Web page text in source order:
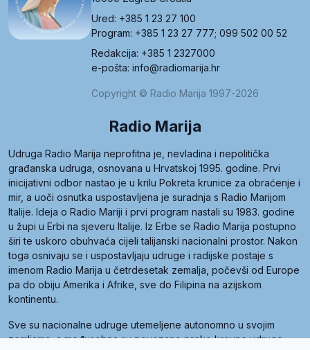
Ured: +385 1 23 27 100
Program: +385 1 23 27 777; 099 502 00 52
Redakcija: +385 1 2327000
e-pošta: info@radiomarija.hr
Copyright © Radio Marija 1997-2026
Radio Marija
Udruga Radio Marija neprofitna je, nevladina i nepolitička
građanska udruga, osnovana u Hrvatskoj 1995. godine. Prvi
inicijativni odbor nastao je u krilu Pokreta krunice za obraćenje i
mir, a uoči osnutka uspostavljena je suradnja s Radio Marijom
Italije. Ideja o Radio Mariji i prvi program nastali su 1983. godine
u župi u Erbi na sjeveru Italije. Iz Erbe se Radio Marija postupno
širi te uskoro obuhvaća cijeli talijanski nacionalni prostor. Nakon
toga osnivaju se i uspostavljaju udruge i radijske postaje s
imenom Radio Marija u četrdesetak zemalja, počevši od Europe
pa do obiju Amerika i Afrike, sve do Filipina na azijskom
kontinentu.
Sve su nacionalne udruge utemeljene autonomno u svojim
zemljama, a međusobna su povezane preko krovne udruge